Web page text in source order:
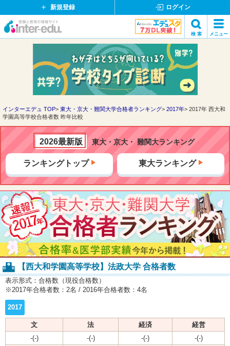
新規登録 ログイン
イ
ド
ッ
ト
検 索 メニュー
検索
インターエデュ TOP 東大・京大・難関大学合格者ランキング 2017年
2017年 西大和
学園高等学校合格者数 昨年比較
2026最新版 東大・京大・ 難関大ランキング
ランキングトップ 東大ランキング
【西大和学園高等学校】法政大学 合格者数
表示形式：合格数（現役合格数）
※2017年合格者数：2名 / 2016年合格者数：4名
2017
文 法 経済
経営
-(-)
-(-) -(-)
-(-)